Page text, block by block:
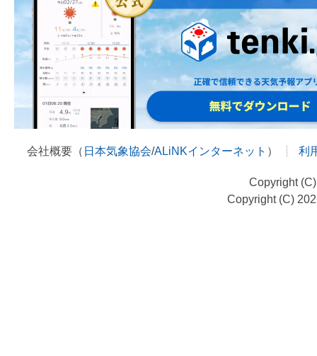
会社概要（ 日本気象協会/ALiNKインターネット ） 利
Copyright
Copyright (C)